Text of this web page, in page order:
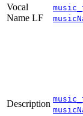
Vocal
Name LF
Description